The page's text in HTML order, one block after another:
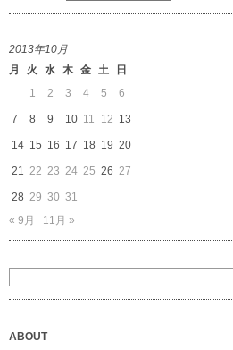
2013年10月
月
火 水 木 金 土
日
1
2 3 4 5 6
7 8 9 10 11 12 13
14 15 16 17 18 19 20
21 22 23 24 25 26 27
28 29 30 31
« 9月
11月 »
ABOUT